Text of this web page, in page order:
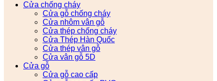
Cửa chống cháy
Cửa gỗ chống cháy
Cửa nhôm vân gỗ
Cửa thép chống cháy
Cửa Thép Hàn Quốc
Cửa thép vân gỗ
Cửa vân gỗ 5D
Cửa gỗ
Cửa gỗ cao cấp